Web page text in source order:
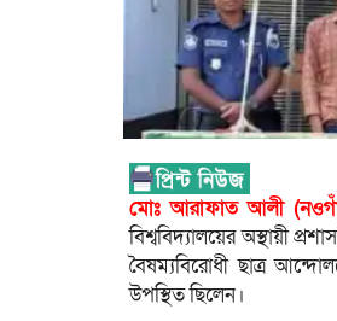
মোঃ আরাফাত আলী (নওগাঁ
বিশ্ববিদ্যালয়ের অস্থায়ী
বৈষম্যবিরোধী ছাত্র
উপস্থিত ছিলেন।